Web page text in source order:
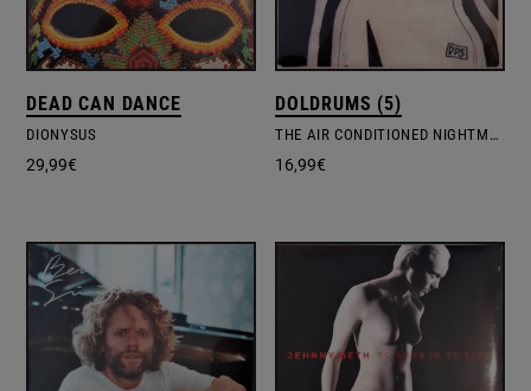
DEAD CAN DANCE
DIONYSUS
29,99€
DOLDRUMS (5)
THE AIR CONDITIONED NIGHTMARE
16,99€